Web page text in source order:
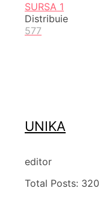
SURSA 1
Distribuie
577
UNIKA
editor
Total Posts: 320